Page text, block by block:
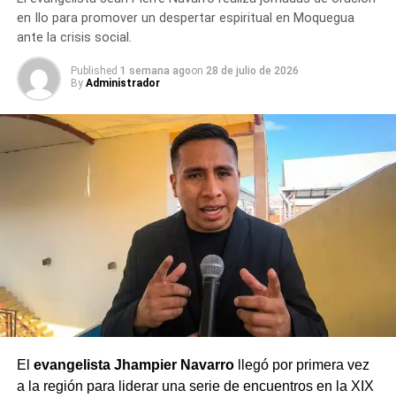
en Ilo para promover un despertar espiritual en Moquegua
ante la crisis social.
Published 1 semana agoon 28 de julio de 2026
By Administrador
El evangelista Jhampier Navarrollegó por primera vez
a la región para liderar una serie de encuentros en la XIX